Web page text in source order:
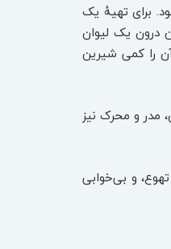
برای تهیهٔ یک
درون یک لیوان
می‌توانید آن را کمی شیرین
مدر و محرک نیز
و بی‌خوابی